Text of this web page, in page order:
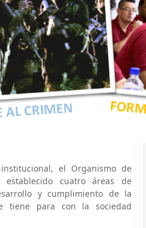
el Organismo de
establecido cuatro áreas de
y cumplimiento de la
tiene para con la sociedad